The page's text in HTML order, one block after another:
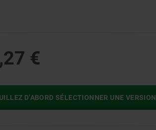
€
D’ABORD SÉLECTIONNER UNE VERSION